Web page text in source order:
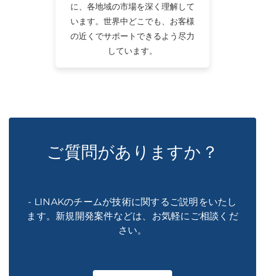
に、各地域の市場を深く理解して
います。世界中どこでも、お客様
の近くでサポートできるよう尽力
しています。
ご質問がありますか？
- LINAKのチームが技術に関するご説明をいたし
ます。新規開発案件などは、お気軽にご相談くだ
さい。